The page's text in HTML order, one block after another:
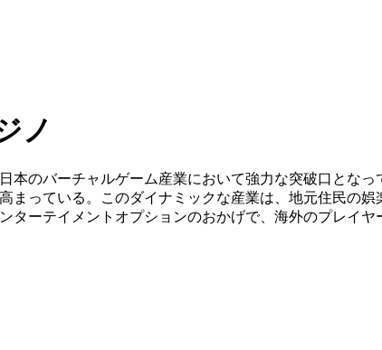
ノ
本のバーチャルゲーム産業において強力な突破口とな
まっている。このダイナミックな産業は、地元住民の
ターテイメントオプションのおかげで、海外のプレイ